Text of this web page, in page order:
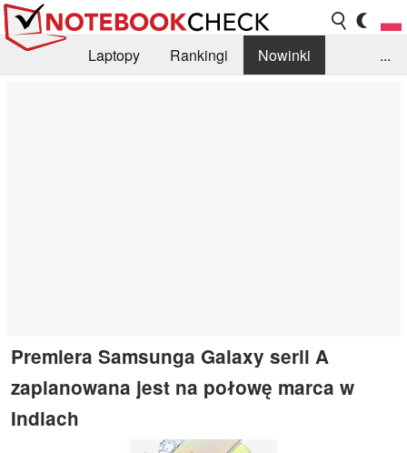
Laptopy Rankingi
Nowinki
...
Premiera Samsunga Galaxy serii A
zaplanowana jest na połowę marca w
Indiach